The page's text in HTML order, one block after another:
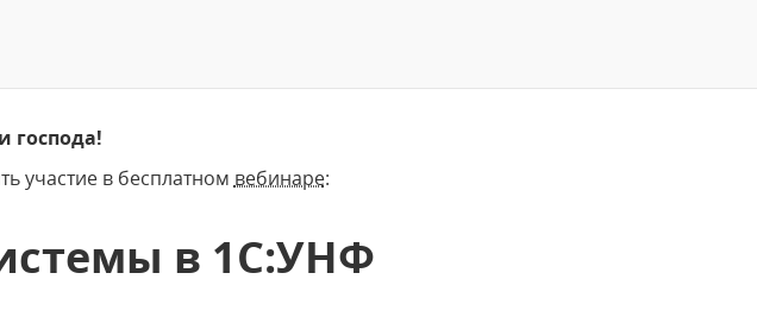
господа!
участие в бесплатном вебинаре:
в 1С:УНФ